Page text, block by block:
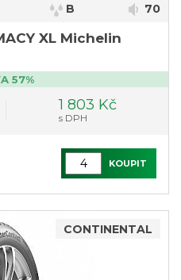
B 70
XL Michelin
57%
1 803 Kč
s DPH
KOUPIT
CONTINENTAL